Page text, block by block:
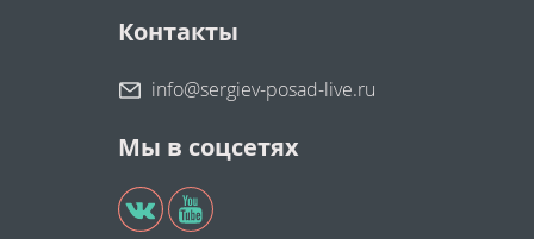
Контакты
info@sergiev-posad-live.ru
Мы в соцсетях